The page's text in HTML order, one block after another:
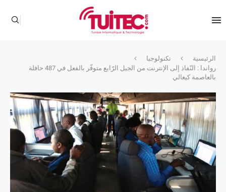
الرئيسية
تكنولوجيا
رواندا : النّفاذ إلى الإنترنت من الجيل الرّابع متوفّر بالفعل في 487 حافلة
بالعاصمة كيغالي